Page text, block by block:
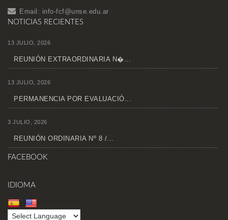
Email: info-fcf@unse.edu.ar
NOTICIAS RECIENTES
13 JULIO, 2026
REUNIÓN EXTRAORDINARIA N�...
13 JULIO, 2026
PERMANENCIA POR EVALUACIÓ...
3 JULIO, 2026
REUNIÓN ORDINARIA Nº 8 /...
FACEBOOK
IDIOMA